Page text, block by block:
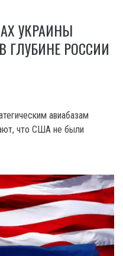
УКРАИНЫ
ГЛУБИНЕ РОССИИ
авиабазам
что США не были